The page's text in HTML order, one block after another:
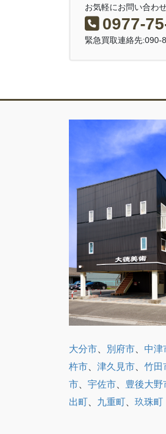
お気軽にお問い合わ
0977-
緊急買取連絡先:090-
大分市 別府市 中津
杵市
津久見市 竹田
市
宇佐市 豊後大野
出町
九重町 玖珠町